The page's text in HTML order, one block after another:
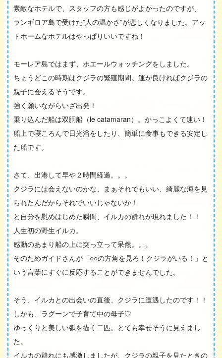
素敵なホテルで、スタッフの方も感じがよかったのですが、
ランギロア島で受けた”人の温かさ”が恋しくなりました。アッ
トホームなホテルはやっぱりいいですね！
モーレア島ではまず、ホエールウォッチングをしました。
ちょうどこの時期はクジラの繁殖期間。運が良ければクジラの
親子に会えるそうです。
強く願いながらいざ出発！
乗り込んだ船は双胴船（le catamaran）。かっこよくて速い！
船上で寝ころんで日光浴をしたり、簡単に食事もできる安定し
た船です。
さて、出港して早や２時間経過。。。
クジラには会えないのかな、まぁそれでもいい、綺麗な海を見
られたんだからそれでいいじゃないか！
と自分を慰めはじめた瞬間、イルカの群れが現れました！！
人生初の野生イルカ。
感動のあまり船の上に突っ立って呆然。。。
そのためガイドさんが「○○の方角を見ろ！クジラがいる！」と
いう言葉にすぐに反応することができませんでした。
そう、イルカとの出会いの直後、クジラに遭遇したのです！！
しかも、ラグーンで子育て中の母子♡
ゆっくりと美しい弧を描く二匹。とても幸せそうに見えまし
た。
イルカの群れにも感激しましたが、クジラの親子を見たときの